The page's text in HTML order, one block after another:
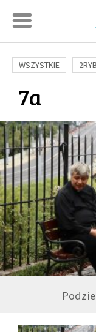
WSZYSTKIE
SAME DOBRE
BUDOWANIE WIĘZI
KOBIETA
KULTURA ŚWIĘCI
7a